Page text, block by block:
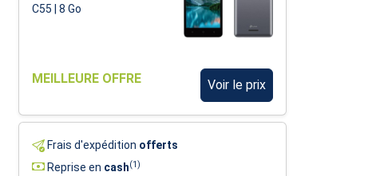
C55 | 8 Go
MEILLEURE OFFRE Voir le prix
Frais d'expédition offerts
Reprise en cash(1)